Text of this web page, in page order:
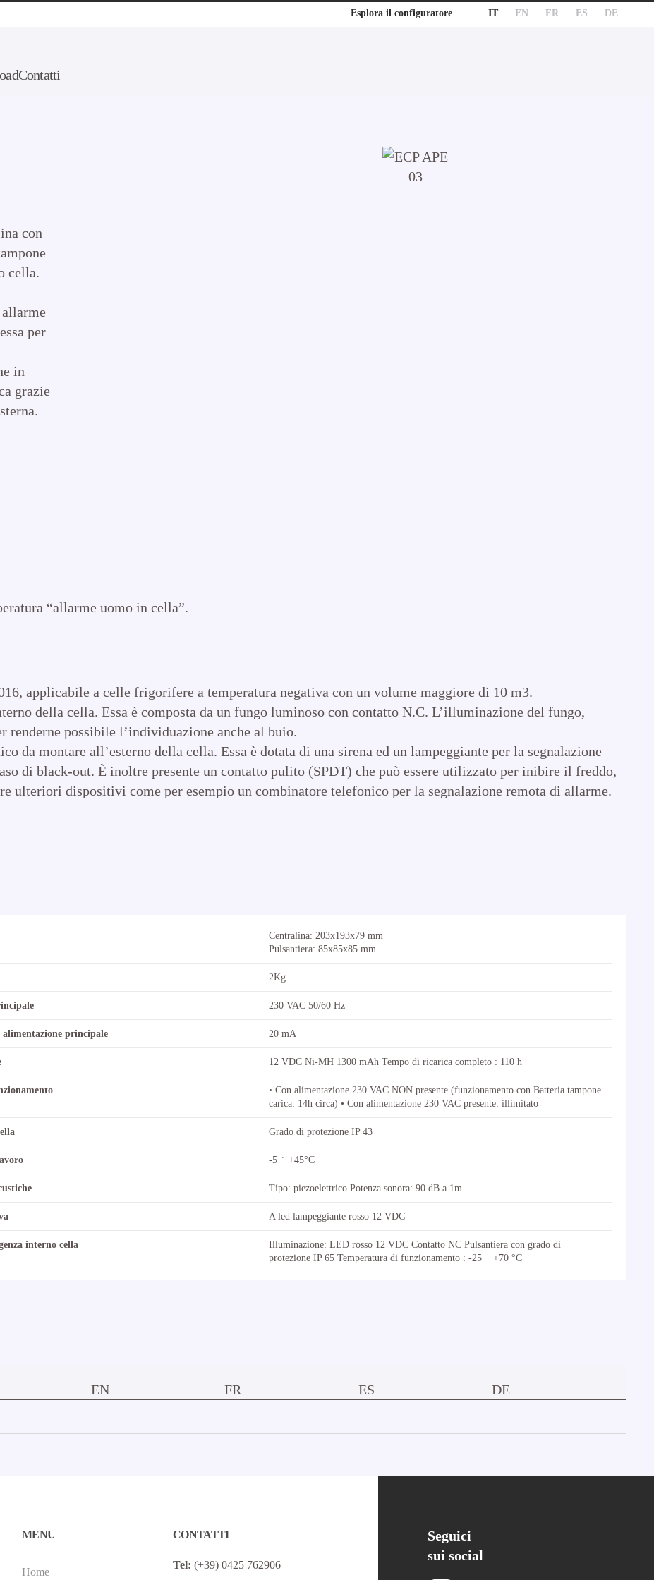
Esplora il configuratore IT EN FR ES DE
Contatti
con
cella.
per
in
grazie
“allarme uomo in cella”.
applicabile a celle frigorifere a temperatura negativa con un volume maggiore di 10 m3.
della cella. Essa è composta da un fungo luminoso con contatto N.C. L’illuminazione del fungo,
renderne possibile l’individuazione anche al buio.
da montare all’esterno della cella. Essa è dotata di una sirena ed un lampeggiante per la segnalazione
di black-out. È inoltre presente un contatto pulito (SPDT) che può essere utilizzato per inibire il freddo,
ulteriori dispositivi come per esempio un combinatore telefonico per la segnalazione remota di allarme.
Centralina: 203x193x79 mm
Pulsantiera: 85x85x85 mm
2Kg
230 VAC 50/60 Hz
alimentazione principale 20 mA
12 VDC Ni-MH 1300 mAh Tempo di ricarica completo : 110 h
• Con alimentazione 230 VAC NON presente (funzionamento con Batteria tampone
carica: 14h circa) • Con alimentazione 230 VAC presente: illimitato
Grado di protezione IP 43
-5 ÷ +45°C
Tipo: piezoelettrico Potenza sonora: 90 dB a 1m
A led lampeggiante rosso 12 VDC
interno cella
Illuminazione: LED rosso 12 VDC Contatto NC Pulsantiera con grado di
protezione IP 65 Temperatura di funzionamento : -25 ÷ +70 °C
EN FR ES
DE
MENU
Home
CONTATTI
Tel: (+39) 0425 762906
Seguici
sui social